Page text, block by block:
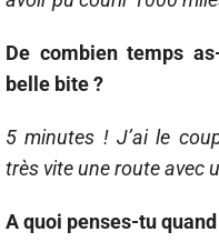
De combien temps
belle bite ?
5 minutes ! J’ai le
très vite une route avec
A quoi penses-tu